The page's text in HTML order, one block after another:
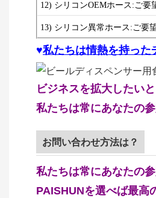
12) シリコンOEMホース:ご要
13) シリコン異常ホース:ご要
♥私たちは情熱を持った
ビジネスを拡大したい
私たちは常にあなたの
お問い合わせ方法は？
私たちは常にあなたの
PAISHUNを選べば最高